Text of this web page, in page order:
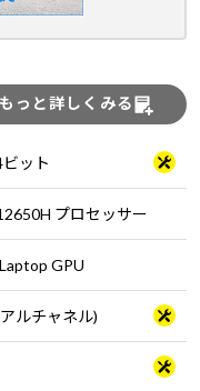
もっと詳しくみる
ット
プロセッサー
GPU
ルチャネル)